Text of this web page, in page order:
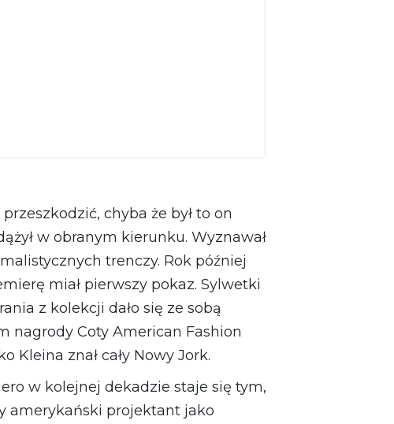
chyba że był to on
w obranym kierunku. Wyznawał
trenczy. Rok później
miał pierwszy pokaz. Sylwetki
z kolekcji dało się ze sobą
nagrody Coty American Fashion
Kleina znał cały Nowy Jork.
w kolejnej dekadzie staje się tym,
amerykański projektant jako